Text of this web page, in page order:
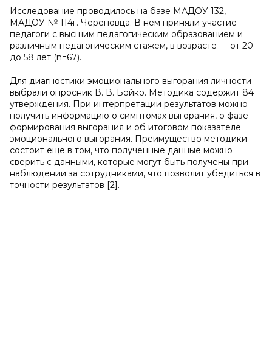
Исследование проводилось на базе МАДОУ 132,
МАДОУ № 114г. Череповца. В нем приняли участие
педагоги с высшим педагогическим образованием и
различным педагогическим стажем, в возрасте — от 20
до 58 лет (n=67).
Для диагностики эмоционального выгорания личности
выбрали опросник В. В. Бойко. Методика содержит 84
утверждения. При интерпретации результатов можно
получить информацию о симптомах выгорания, о фазе
формирования выгорания и об итоговом показателе
эмоционального выгорания. Преимущество методики
состоит ещё в том, что полученные данные можно
сверить с данными, которые могут быть получены при
наблюдении за сотрудниками, что позволит убедиться в
точности результатов [2].